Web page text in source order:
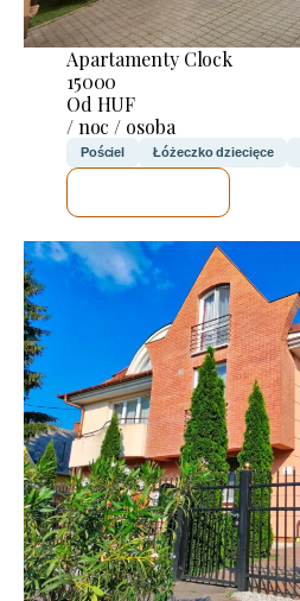
Apartamenty Clock
15000
Od HUF
/ noc / osoba
Pościel Łóżeczko dziecięce